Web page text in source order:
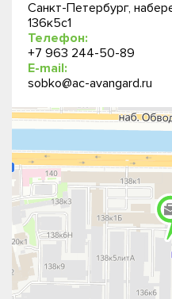
Санкт-Петербург,
136к5с1
Телефон:
+7 963 244-50-89
E-mail:
sobko@ac-avangard.ru